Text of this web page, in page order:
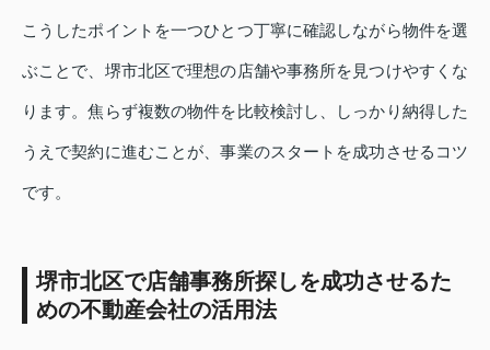
こうしたポイントを一つひとつ丁寧に確認しながら物件を選
ぶことで、堺市北区で理想の店舗や事務所を見つけやすくな
ります。焦らず複数の物件を比較検討し、しっかり納得した
うえで契約に進むことが、事業のスタートを成功させるコツ
です。
堺市北区で店舗事務所探しを成功させるた
めの不動産会社の活用法